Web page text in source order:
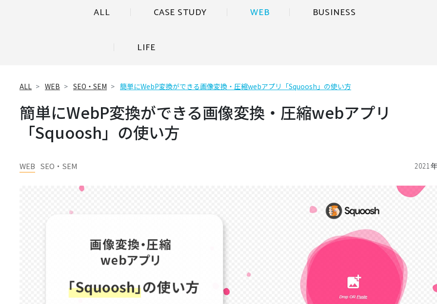
ALL CASE STUDY WEB BUSINESS
LIFE
ALL WEB SEO・SEM 簡単にWebP変換ができる画像変換・圧縮webアプリ「Squoosh」の使い方
簡単にWebP変換ができる画像変換・圧縮webアプリ
「Squoosh」の使い方
2021
WEB SEO・SEM